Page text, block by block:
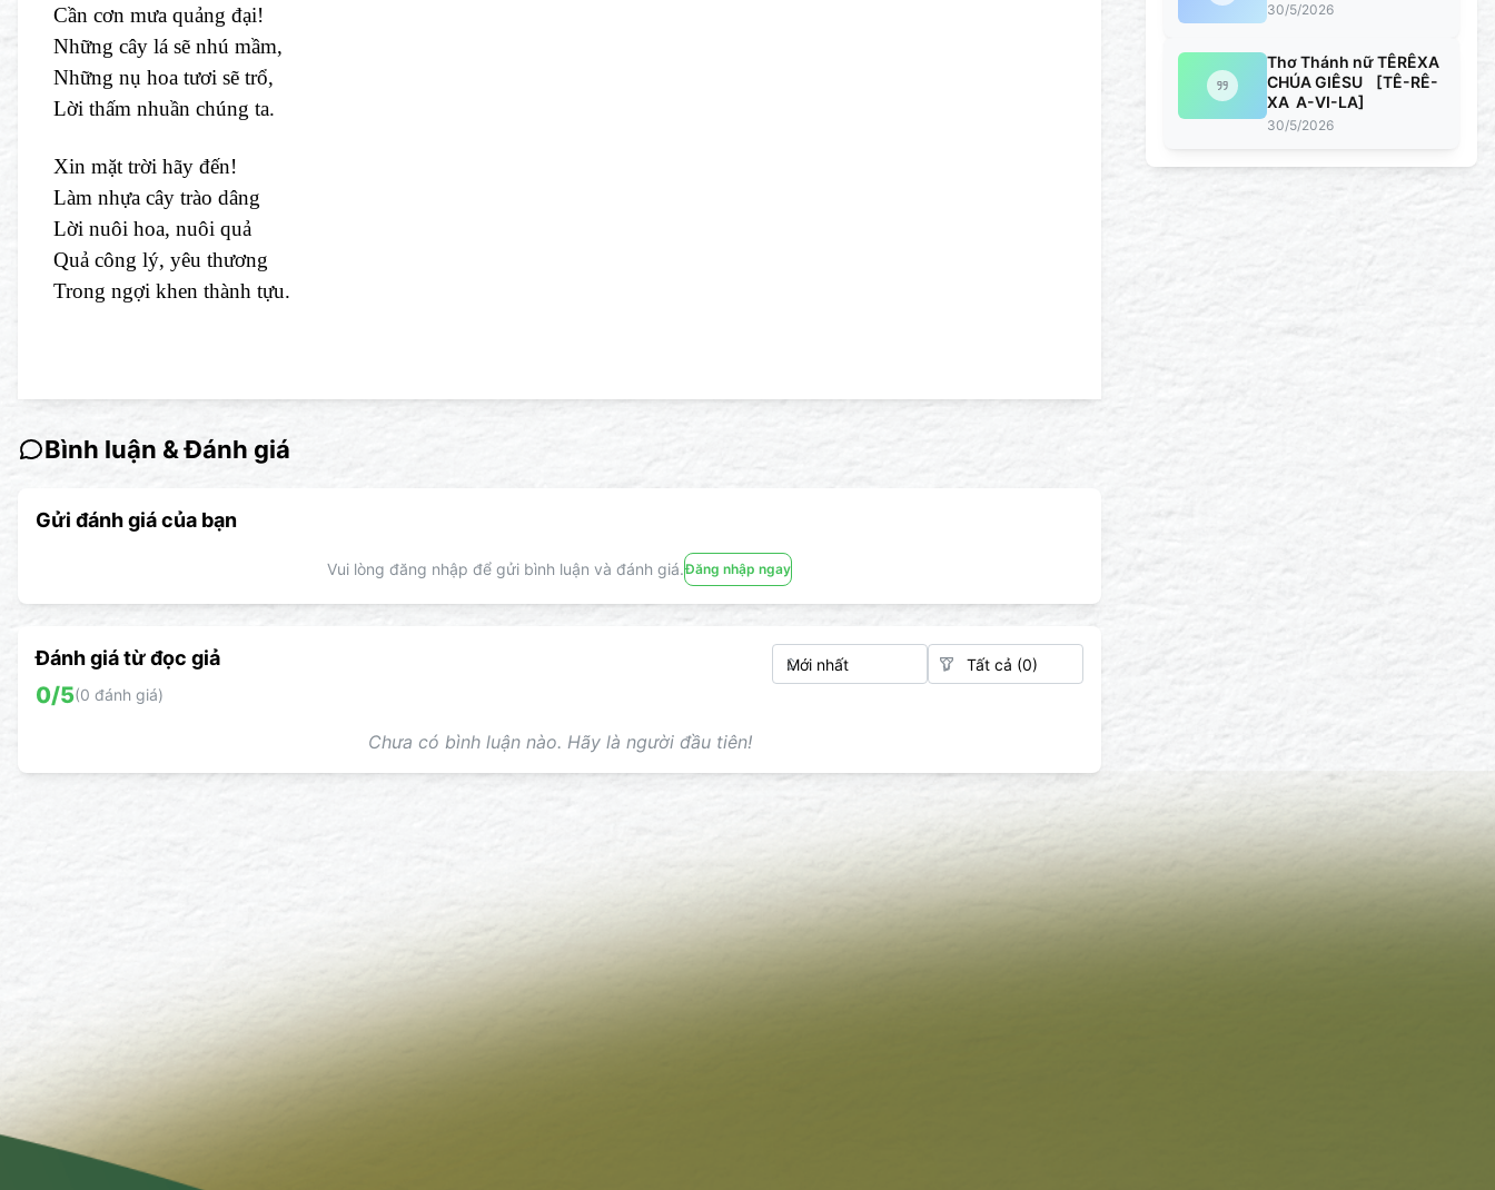
Cần cơn mưa quảng đại!
Những cây lá sẽ nhú mầm,
Những nụ hoa tươi sẽ trổ,
Lời thấm nhuần chúng ta.
Xin mặt trời hãy đến!
Làm nhựa cây trào dâng
Lời nuôi hoa, nuôi quả
Quả công lý, yêu thương
Trong ngợi khen thành tựu.
Bình luận & Đánh giá
Gửi đánh giá của bạn
Vui lòng đăng nhập để gửi bình luận và đánh giá.Đăng nhập ngay
Đánh giá từ đọc giả
0/5(0 đánh giá)
Chưa có bình luận nào. Hãy là người đầu tiên!
30/5/2026
Thơ Thánh nữ TÊRÊXA
CHÚA GIÊSU [TÊ-RÊ-
XA A-VI-LA]
30/5/2026